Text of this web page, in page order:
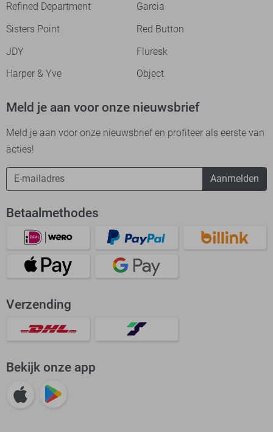
Refined Department
Garcia
Sisters Point
Red Button
JDY
Fluresk
Harper & Yve
Object
Meld je aan voor onze nieuwsbrief
Meld je aan voor onze nieuwsbrief en profiteer als eerste van
acties!
Aanmelden
Betaalmethodes
Verzending
Bekijk onze app